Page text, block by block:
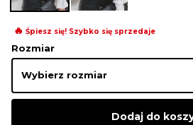
DRESY
MARYNARKI
🔥 Śpiesz się! Szybko się sprzedaje
Rozmiar
Dodaj do